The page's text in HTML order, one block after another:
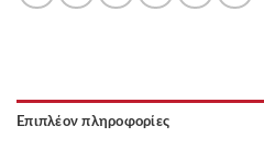
Επιπλέον πληροφορίες